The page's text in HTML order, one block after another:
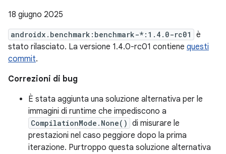
18 giugno 2025
androidx.benchmark:benchmark-*:1.4.0-rc01
è
stato rilasciato. La versione 1.4.0-rc01 contiene questi
commit.
Correzioni di bug
È stata aggiunta una soluzione alternativa per le
immagini di runtime che impediscono a
CompilationMode.None() di misurare le
prestazioni nel caso peggiore dopo la prima
iterazione. Purtroppo questa soluzione alternativa